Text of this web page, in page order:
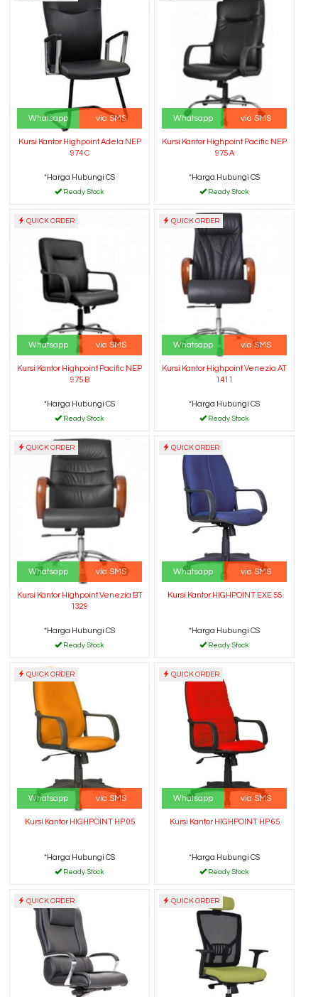
Whatsapp via SMS
Kursi Kantor Highpoint Adela NEP
974 C
*Harga Hubungi CS
Ready Stock
Whatsapp via SMS
Kursi Kantor Highpoint Pacific NEP
975 A
*Harga Hubungi CS
Ready Stock
QUICK ORDER
Whatsapp via SMS
Kursi Kantor Highpoint Pacific NEP
975 B
*Harga Hubungi CS
Ready Stock
QUICK ORDER
Whatsapp via SMS
Kursi Kantor Highpoint Venezia AT
1411
*Harga Hubungi CS
Ready Stock
QUICK ORDER
Whatsapp via SMS
Kursi Kantor Highpoint Venezia BT
1329
*Harga Hubungi CS
Ready Stock
QUICK ORDER
Whatsapp via SMS
Kursi Kantor HIGHPOINT EXE 55
*Harga Hubungi CS
Ready Stock
QUICK ORDER
Whatsapp via SMS
Kursi Kantor HIGHPOINT HP 05
*Harga Hubungi CS
Ready Stock
QUICK ORDER
Whatsapp via SMS
Kursi Kantor HIGHPOINT HP 65
*Harga Hubungi CS
Ready Stock
QUICK ORDER QUICK ORDER